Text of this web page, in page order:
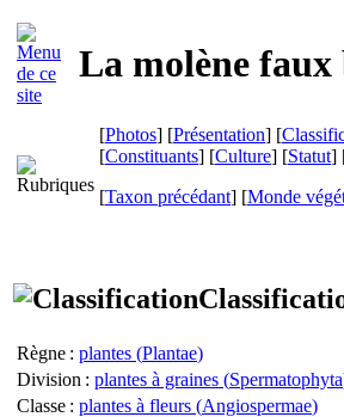
La molène
[Photos] [Présentation] [
[Constituants] [Culture] [Statut]
[Taxon précédant] [Monde
Règne : plantes (Plantae)
Division : plantes à graines (Spermatophyta
Classe : plantes à fleurs (Angiospermae)